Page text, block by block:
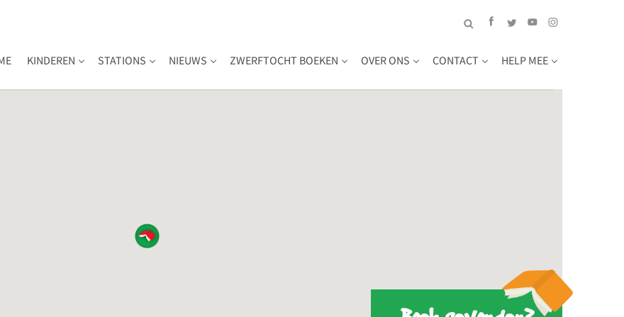
KINDEREN STATIONS NIEUWS ZWERFTOCHT BOEKEN OVER ONS CONTACT HELP MEE